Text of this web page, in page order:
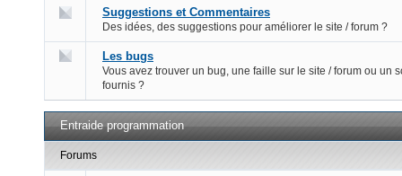
Suggestions et Commentaires
Des idées, des suggestions pour améliorer le site / forum ?
Les bugs
Vous avez trouver un bug, une faille sur le site / forum ou un
fournis ?
Entraide programmation
Forums